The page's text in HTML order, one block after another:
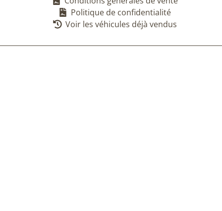
Politique de confidentialité
Voir les véhicules déjà vendus